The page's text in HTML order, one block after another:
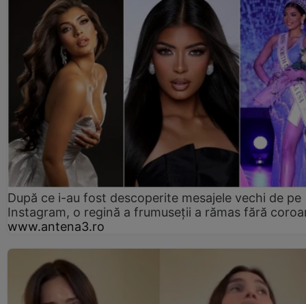
După ce i-au fost descoperite mesajele vechi de pe
Instagram, o regină a frumuseții a rămas fără
www.antena3.ro